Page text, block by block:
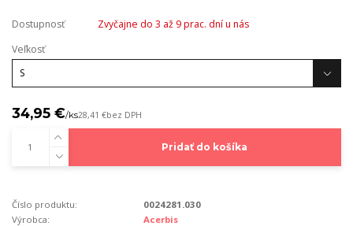
Dostupnosť
Zvyčajne do 3 až 9 prac. dní u nás
Veľkosť
34,95 €/ks28,41 €bez DPH
Pridať do košíka
Číslo produktu:
0024281.030
Výrobca:
Acerbis